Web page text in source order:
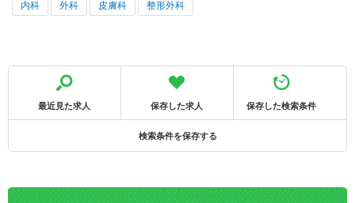
内科 外科 皮膚科 整形外科
最近見た求人 保存した求人 保存した検索条件
検索条件を保存する